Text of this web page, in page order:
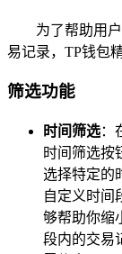
为了帮助用
易记录，TP钱包
筛选功能
时间筛选：
时间筛选按
选择特定的
自定义时间
够帮助你缩
段内的交易